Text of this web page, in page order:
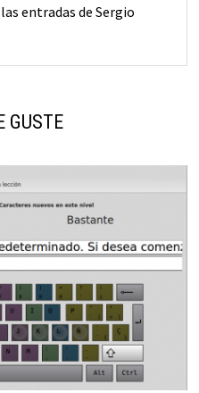
entradas de Sergio
GUSTE